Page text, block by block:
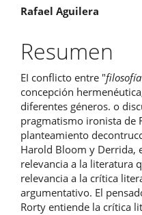
Contenido
principal
del
artículo
Rafael Aguilera
Resumen
EI conflicto entre "
concepción
diferentes géneros. o
pragmatismo ironista de
planteamiento
Harold Bloom y Derrida,
relevancia a la literatura
relevancia a la crítica
argumentativo. El
Rorty entiende la crítica